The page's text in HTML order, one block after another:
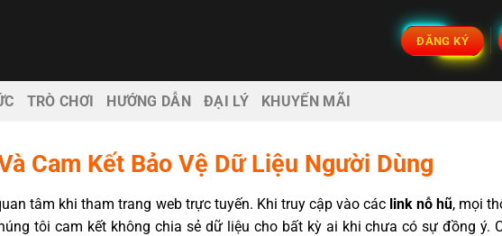
ĐĂNG KÝ
TRÒ CHƠI HƯỚNG DẪN ĐẠI LÝ KHUYẾN MÃI
Cam Kết Bảo Vệ Dữ Liệu Người Dùng
tâm khi tham trang web trực tuyến. Khi truy cập vào các link nỗ hũ, mọi
tôi cam kết không chia sẻ dữ liệu cho bất kỳ ai khi chưa có sự đồng ý.